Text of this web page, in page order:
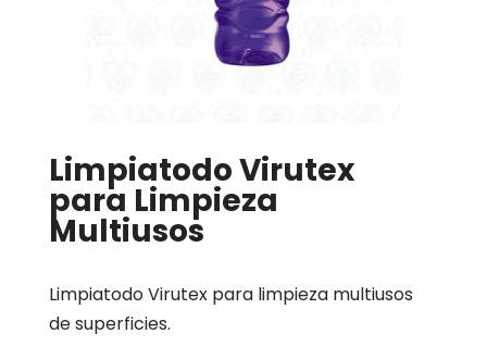
Limpiatodo Virutex
para Limpieza
Multiusos
Limpiatodo Virutex para limpieza multiusos
de superficies.